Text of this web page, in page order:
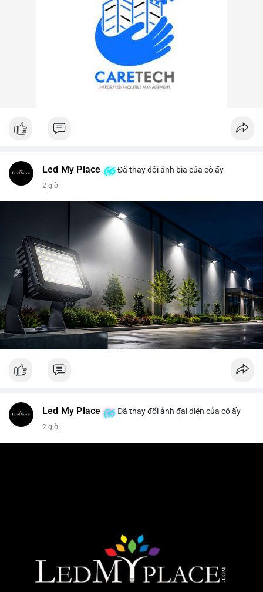
Led My Place Đã thay đổi ảnh bìa của cô ấy
2 giờ
Led My Place Đã thay đổi ảnh đại diện của cô ấy
2 giờ